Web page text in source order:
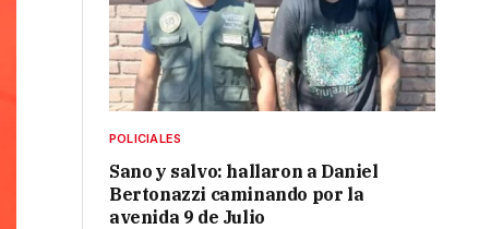
POLICIALES
Sano y salvo: hallaron a Daniel
Bertonazzi caminando por la
avenida 9 de Julio